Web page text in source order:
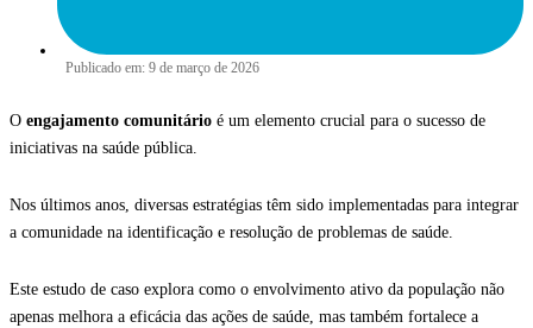
Publicado em: 9 de março de 2026
O engajamento comunitário é um elemento crucial para o sucesso de
iniciativas na saúde pública.
Nos últimos anos, diversas estratégias têm sido implementadas para integrar
a comunidade na identificação e resolução de problemas de saúde.
Este estudo de caso explora como o envolvimento ativo da população não
apenas melhora a eficácia das ações de saúde, mas também fortalece a